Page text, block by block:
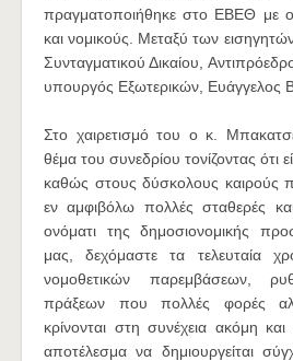
πραγματοποιήθηκε στο ΕΒΕΘ με
και νομικούς. Μεταξύ των
Συνταγματικού Δικαίου,
υπουργός Εξωτερικών, Ευάγγελος
Στο χαιρετισμό του ο κ.
θέμα του συνεδρίου τονίζοντας ότι
καθώς στους δύσκολους καιρούς
εν αμφιβόλω πολλές σταθερές
ονόματι της δημοσιονομικής
μας, δεχόμαστε τα τελευταία
νομοθετικών παρεμβάσεων,
πράξεων που πολλές φορές
κρίνονται στη συνέχεια ακόμη και
αποτέλεσμα να δημιουργείται